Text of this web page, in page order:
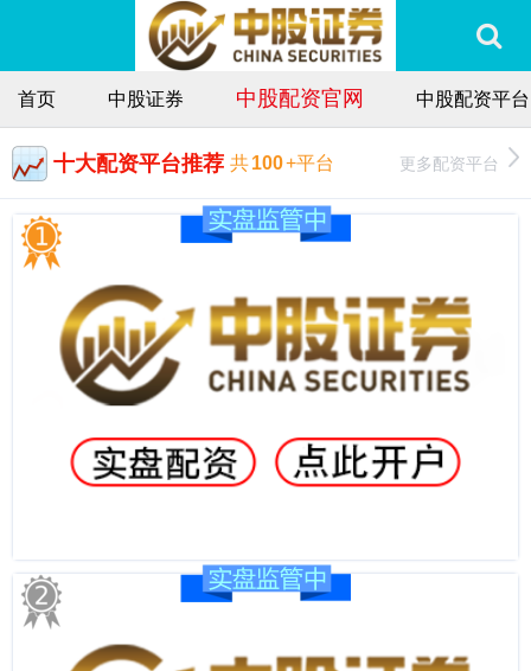
首页 中股证券 中股配资官网 中股配资平台
十大配资平台推荐 共100+平台 更多配资平台